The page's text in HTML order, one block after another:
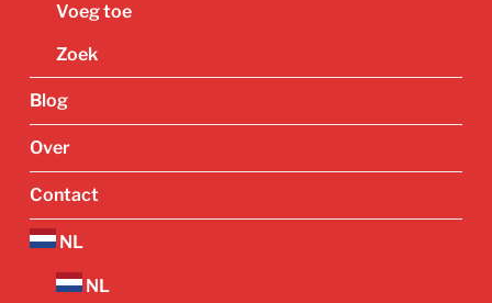
Voeg toe
Zoek
Blog
Over
Contact
NL
NL